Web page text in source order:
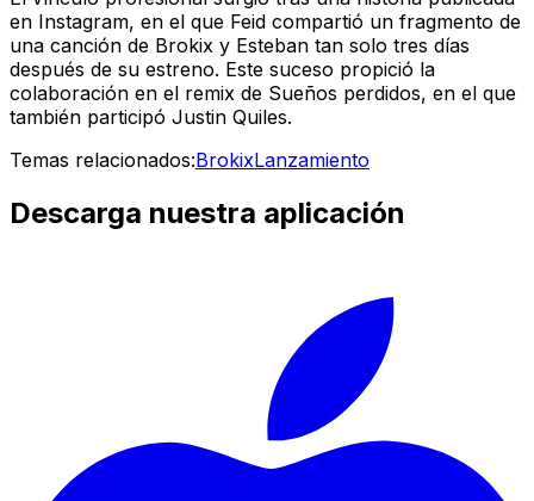
en Instagram, en el que Feid compartió un fragmento de
una canción de Brokix y Esteban tan solo tres días
después de su estreno. Este suceso propició la
colaboración en el remix de Sueños perdidos, en el que
también participó Justin Quiles.
Temas relacionados:BrokixLanzamiento
Descarga nuestra aplicación